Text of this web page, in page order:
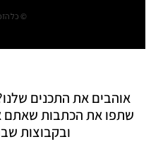
© כל
אוהבים את התכנים שלנו?
שתפו את הכתבות שאתם
ובקבוצות